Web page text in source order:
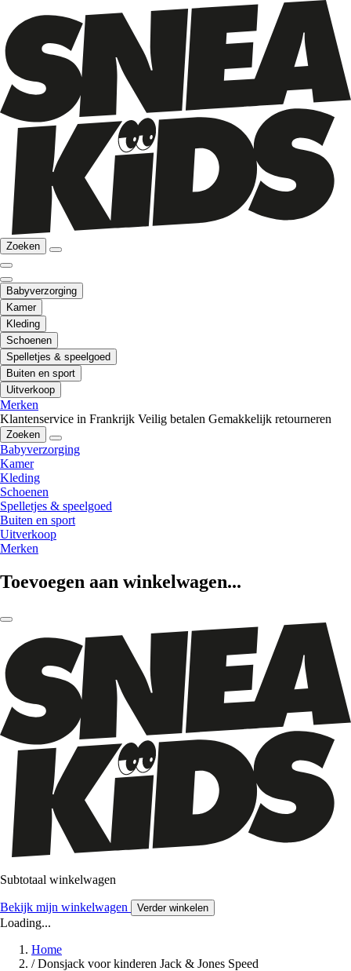
Zoeken
Babyverzorging
Kamer
Kleding
Schoenen
Spelletjes & speelgoed
Buiten en sport
Uitverkoop
Merken
Klantenservice in Frankrijk Veilig betalen Gemakkelijk retourneren
Zoeken
Babyverzorging
Kamer
Kleding
Schoenen
Spelletjes & speelgoed
Buiten en sport
Uitverkoop
Merken
Toevoegen aan winkelwagen...
Subtotaal winkelwagen
Bekijk mijn winkelwagen Verder winkelen
Loading...
Home
/ Donsjack voor kinderen Jack & Jones Speed